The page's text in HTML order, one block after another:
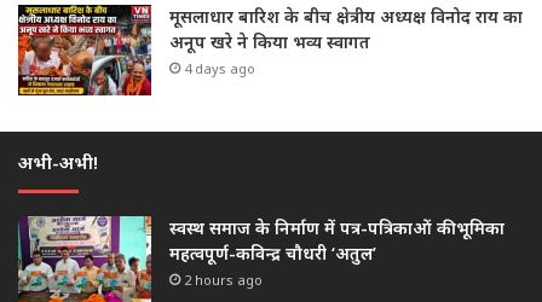
मूसलाधार बारिश के बीच क्षेत्रीय अध्यक्ष विनोद राय का
अनूप खरे ने किया भव्य स्वागत
4 days ago
अभी-अभी!
स्वस्थ समाज के निर्माण में पत्र-पत्रिकाओं की भूमिका
महत्वपूर्ण-कविन्द्र चौधरी ‘अतुल’
2 hours ago